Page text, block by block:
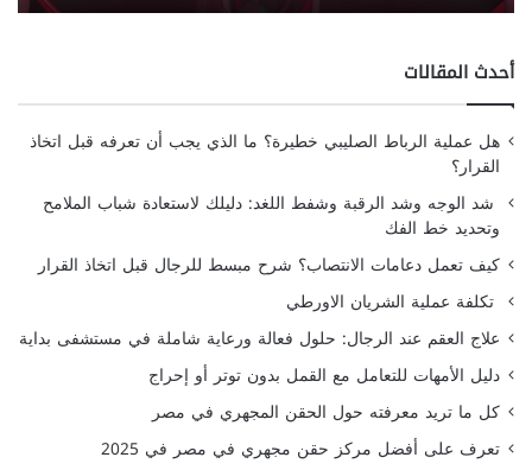
أحدث المقالات
هل عملية الرباط الصليبي خطيرة؟ ما الذي يجب أن تعرفه قبل اتخاذ
القرار؟
شد الوجه وشد الرقبة وشفط اللغد: دليلك لاستعادة شباب الملامح
وتحديد خط الفك
كيف تعمل دعامات الانتصاب؟ شرح مبسط للرجال قبل اتخاذ القرار
تكلفة عملية الشريان الاورطي
علاج العقم عند الرجال: حلول فعالة ورعاية شاملة في مستشفى بداية
دليل الأمهات للتعامل مع القمل بدون توتر أو إحراج
كل ما تريد معرفته حول الحقن المجهري في مصر
تعرف على أفضل مركز حقن مجهري في مصر في 2025